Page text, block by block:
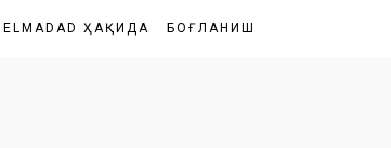
ELMADAD ҲАҚИДА БОҒЛАНИШ